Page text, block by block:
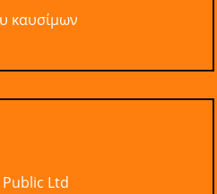
καυσίμων
Ltd